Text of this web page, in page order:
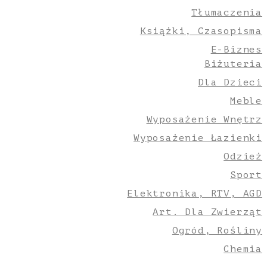
Tłumaczenia
Książki, Czasopisma
E-Biznes
Biżuteria
Dla Dzieci
Meble
Wyposażenie Wnętrz
Wyposażenie Łazienki
Odzież
Sport
Elektronika, RTV, AGD
Art. Dla Zwierząt
Ogród, Rośliny
Chemia